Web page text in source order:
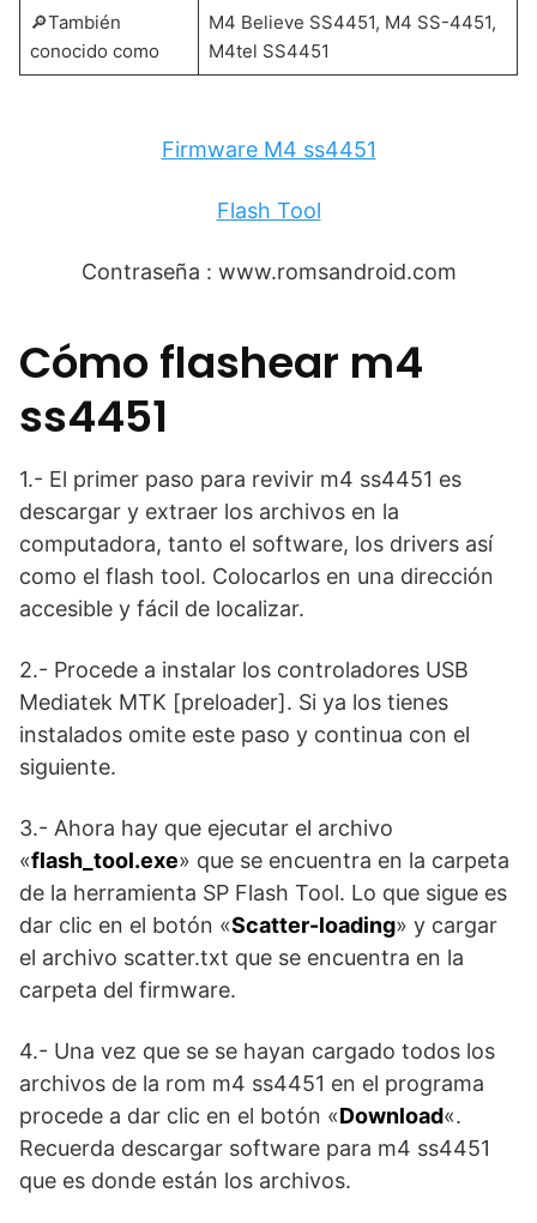
🔎También
conocido como
M4 Believe SS4451, M4 SS-4451,
M4tel SS4451
Firmware M4 ss4451
Flash Tool
Contraseña : www.romsandroid.com
Cómo flashear m4
ss4451
1.- El primer paso para revivir m4 ss4451 es
descargar y extraer los archivos en la
computadora, tanto el software, los drivers así
como el flash tool. Colocarlos en una dirección
accesible y fácil de localizar.
2.- Procede a instalar los controladores USB
Mediatek MTK [preloader]. Si ya los tienes
instalados omite este paso y continua con el
siguiente.
3.- Ahora hay que ejecutar el archivo
«flash_tool.exe» que se encuentra en la carpeta
de la herramienta SP Flash Tool. Lo que sigue es
dar clic en el botón «Scatter-loading» y cargar
el archivo scatter.txt que se encuentra en la
carpeta del firmware.
4.- Una vez que se se hayan cargado todos los
archivos de la rom m4 ss4451 en el programa
procede a dar clic en el botón «Download«.
Recuerda descargar software para m4 ss4451
que es donde están los archivos.